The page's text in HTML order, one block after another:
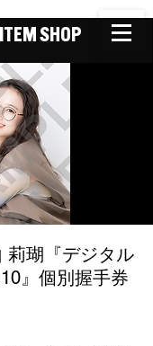
SHOP
莉瑚『デジタル
』個別握手券